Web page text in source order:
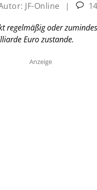
JF-Online |
regelmäßig oder
Euro zustande.
Anzeige